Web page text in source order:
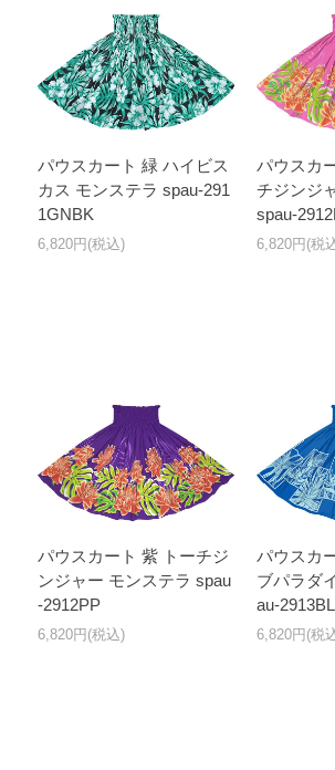
パウスカート 緑 ハイビス
カス モンステラ spau-291
1GNBK
6,820円(税込)
パウスカ
チジンジ
spau-
6,820円(税
パウスカート 紫 トーチジ
ンジャー モンステラ spau
-2912PP
6,820円(税込)
パウスカ
ブパラダ
au-2913BL
6,820円(税